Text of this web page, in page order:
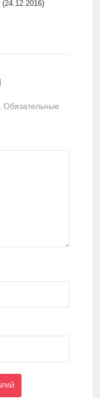
(24.12.2016)
Обязательные